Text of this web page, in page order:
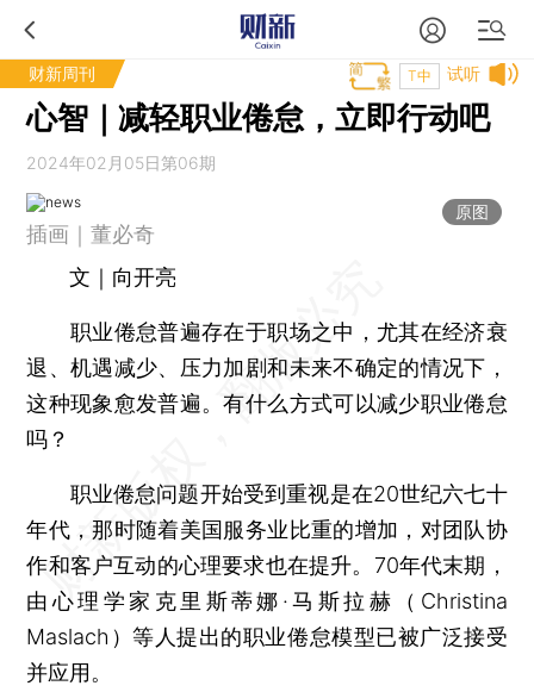
财新周刊 试听
T中
心智｜减轻职业倦怠，立即行动吧
2024年02月05日第06期
原图
插画｜董必奇
文｜向开亮
职业倦怠普遍存在于职场之中，尤其在经济衰
退、机遇减少、压力加剧和未来不确定的情况下，
这种现象愈发普遍。有什么方式可以减少职业倦怠
吗？
职业倦怠问题开始受到重视是在20世纪六七十
年代，那时随着美国服务业比重的增加，对团队协
作和客户互动的心理要求也在提升。70年代末期，
由心理学家克里斯蒂娜·马斯拉赫（Christina
Maslach）等人提出的职业倦怠模型已被广泛接受
并应用。